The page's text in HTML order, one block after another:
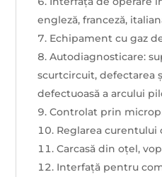
engleză, franceză,
Echipament cu gaz
Autodiagnosticare:
scurtcircuit, defectarea
defectuoasă a arcului
Controlat prin
Reglarea curentului
Carcasă din oțel,
Interfaţă pentru